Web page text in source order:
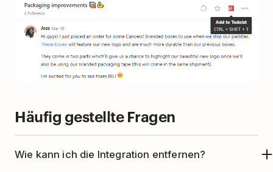
Häufig gestellte Fragen
Wie kann ich die Integration entfernen?